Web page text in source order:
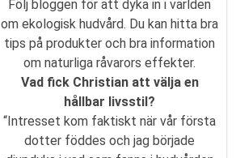
Följ bloggen för att dyka in i världen
om ekologisk hudvård. Du kan hitta bra
tips på produkter och bra information
om naturliga råvarors effekter.
Vad fick Christian att välja en
hållbar livsstil?
“Intresset kom faktiskt när vår första
dotter föddes och jag började